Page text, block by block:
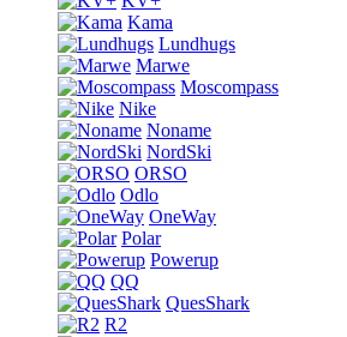
Kama
Lundhugs
Marwe
Moscompass
Nike
Noname
NordSki
ORSO
Odlo
OneWay
Polar
Powerup
QQ
QuesShark
R2